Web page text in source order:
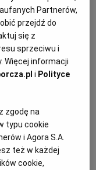
na podstawie
w ramach
W praktyce
Partnerów,
przejdź do
się z
sprzeciwu i
Więcej informacji
i Polityce
zgodę na
typu cookie
i Agora S.A.
też w każdej
cookie,